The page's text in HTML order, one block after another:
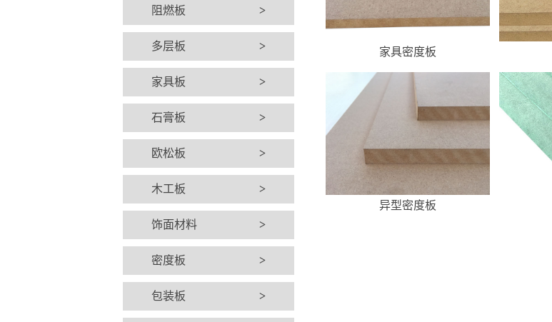
阻燃板 >
多层板 >
家具板 >
石膏板 >
欧松板 >
木工板 >
饰面材料 >
密度板 >
包装板 >
家具密度板
异型密度板